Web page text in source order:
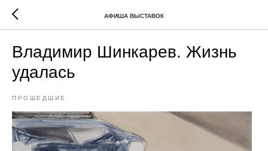
АФИША ВЫСТАВОК
Владимир Шинкарев. Жизнь
удалась
ПРОШЕДШИЕ